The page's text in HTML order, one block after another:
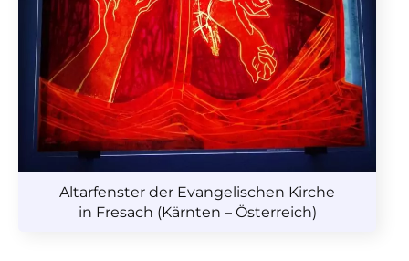
Altarfenster der Evangelischen Kirche
in Fresach (Kärnten – Österreich)